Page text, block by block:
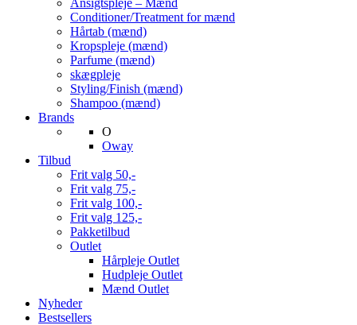
Ansigtspleje – Mænd
Conditioner/Treatment for mænd
Hårtab (mænd)
Kropspleje (mænd)
Parfume (mænd)
skægpleje
Styling/Finish (mænd)
Shampoo (mænd)
Brands
O
Oway
Tilbud
Frit valg 50,-
Frit valg 75,-
Frit valg 100,-
Frit valg 125,-
Pakketilbud
Outlet
Hårpleje Outlet
Hudpleje Outlet
Mænd Outlet
Nyheder
Bestsellers